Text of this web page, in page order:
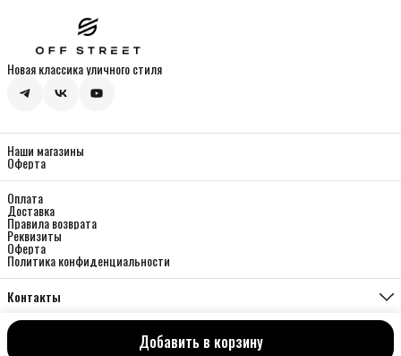
Добавить в корзину
Новая классика уличного стиля
Наши магазины
Оферта
Оплата
Доставка
Правила возврата
Реквизиты
Оферта
Политика конфиденциальности
Контакты
Магазин Мясницкая
Москва, ул. Мясницкая 13, с 21